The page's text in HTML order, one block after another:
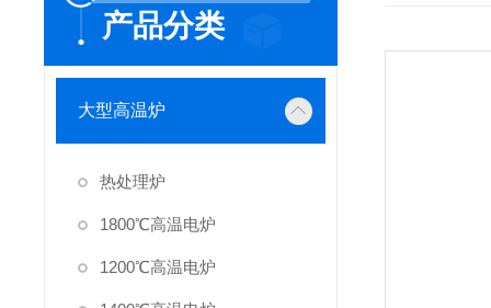
产品分类
大型高温炉
热处理炉
1800℃高温电炉
1200℃高温电炉